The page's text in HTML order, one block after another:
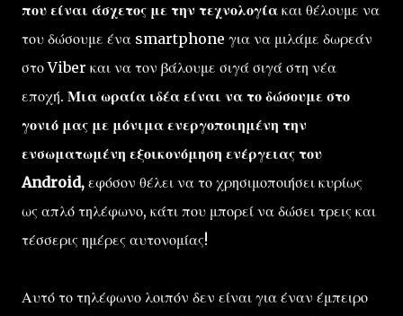
που είναι άσχετος με την τεχνολογία και θέλουμε να
του δώσουμε ένα smartphone για να μιλάμε δωρεάν
στο Viber και να τον βάλουμε σιγά σιγά στη νέα
εποχή. Μια ωραία ιδέα είναι να το δώσουμε στο
γονιό μας με μόνιμα ενεργοποιημένη την
ενσωματωμένη εξοικονόμηση ενέργειας του
Android, εφόσον θέλει να το χρησιμοποιήσει κυρίως
ως απλό τηλέφωνο, κάτι που μπορεί να δώσει τρεις και
τέσσερις ημέρες αυτονομίας!
Αυτό το τηλέφωνο λοιπόν δεν είναι για έναν έμπειρο